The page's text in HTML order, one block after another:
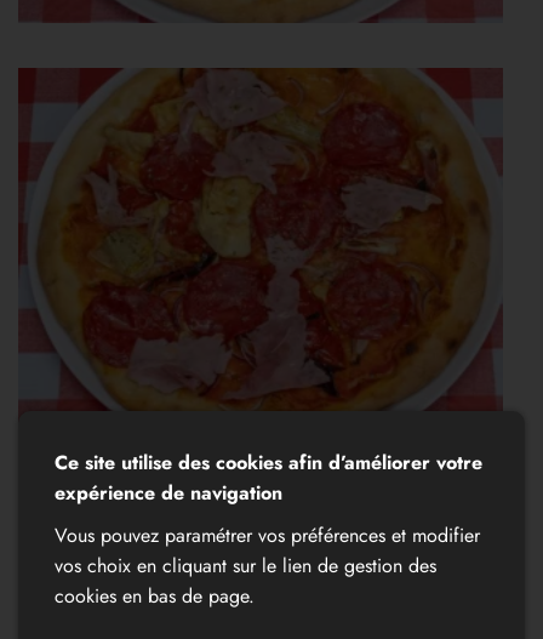
Ce site utilise des cookies afin d’améliorer votre
expérience de navigation
Vous pouvez paramétrer vos préférences et modifier
vos choix en cliquant sur le lien de gestion des
cookies en bas de page.